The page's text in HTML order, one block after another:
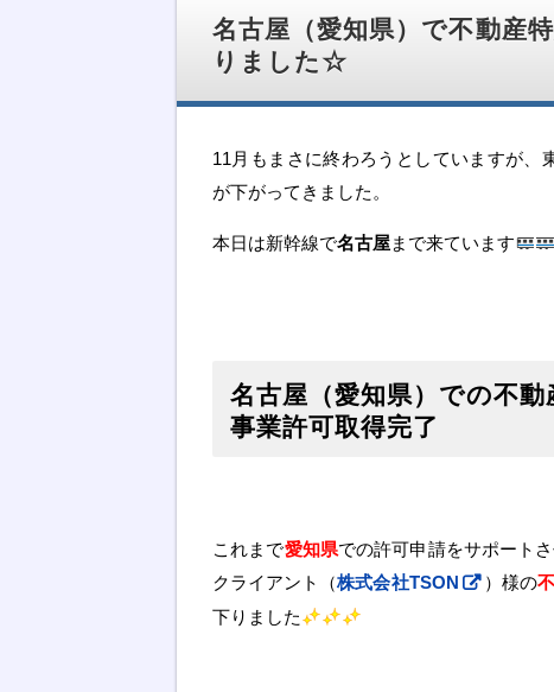
名古屋（愛知県）で不動産
りました☆
11月もまさに終わろうとしていますが、
が下がってきました。
本日は新幹線で名古屋まで来ています
名古屋（愛知県）での不動
事業許可取得完了
これまで愛知県での許可申請をサポート
クライアント（株式会社TSON ）様の
下りました